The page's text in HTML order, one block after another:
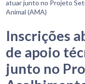
atuar junto no Projeto
Animal (AMA)
Inscrições
de apoio
junto no